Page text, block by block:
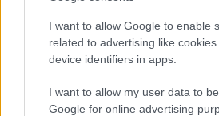
I want to allow Google to enable
related to advertising like
device identifiers in apps.
I want to allow my user data to
Google for online advertising